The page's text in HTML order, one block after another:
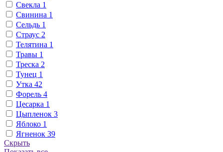
Свекла 1
Свинина 1
Сельдь 1
Страус 2
Телятина 1
Травы 1
Треска 2
Тунец 1
Утка 42
Форель 4
Цесарка 1
Цыпленок 3
Яблоко 1
Ягненок 39
Скрыть